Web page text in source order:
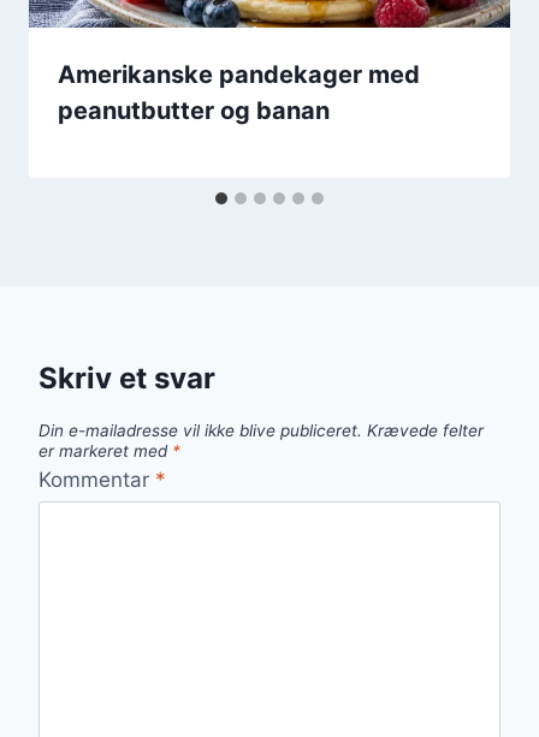
Amerikanske pandekager med
peanutbutter og banan
Skriv et svar
Din e-mailadresse vil ikke blive publiceret. Krævede felter
er markeret med *
Kommentar *